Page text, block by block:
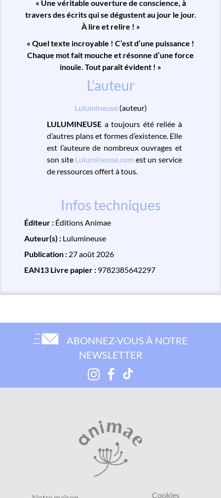
« Une véritable ouverture de conscience, à
travers des écrits qui se dégustent au jour le jour.
À lire et relire ! »
« Quel texte incroyable ! C’est d’une puissance !
Chaque mot fait mouche et résonne d’une force
inouïe. Tout paraît évident ! »
L'auteur
Lulumineuse(auteur)
LULUMINEUSE a toujours été reliée à
d’autres plans et formes d’existence. Elle
est l’auteure de nombreux ouvrages et
son site Lulumineuse.comest un service
de ressources offert à tous.
Infos techniques
Éditeur : Éditions Animae
Auteur(s) : Lulumineuse
Publication : 27 août 2026
EAN13 Livre papier : 9782385642297
ABONNEZ-VOUS À NOTRE
NEWSLETTER
Cookies